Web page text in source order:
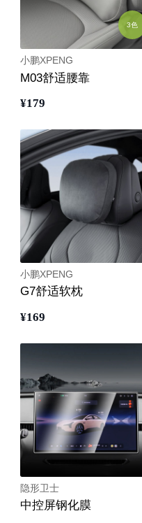
3色
小鹏XPENG
M03舒适腰靠
¥179
小鹏XPENG
G7舒适软枕
¥169
隐形卫士
中控屏钢化膜